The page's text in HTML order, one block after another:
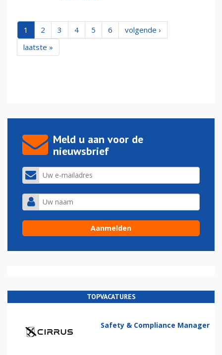
1 2 3 4 5 6
volgende ›
laatste »
Meld u aan voor de
nieuwsbrief
TOPVACATURES
Safety & Compliance Manager